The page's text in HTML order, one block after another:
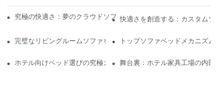
究極の快適さ：夢のクラウドソファをカスタマイズするためのガ
快適さを創造する：カスタムソ
完璧なリビングルームソファを工場から見つけるための究極ガイ
トップソファベッドメカニズ
ホテル向けベッド選びの究極ガイド：検討すべきトップサプライ
舞台裏：ホテル家具工場の内部